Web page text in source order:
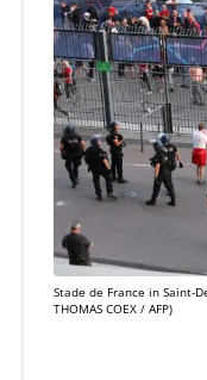
Stade de France in Saint-
THOMAS COEX / AFP)